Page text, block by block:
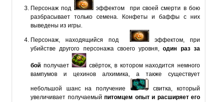
Персонаж под
эффектом при своей смерти в бою
разбрасывает только семена. Конфеты и баффы с них
выведены из игры.
Персонаж, находящийся под
эффектом, при
убийстве другого персонажа своего уровня,один раз за
бой получает
свёрток, в котором находится немного
вампумов и цехинов алхимика, а также существует
небольшой шанс на получение
свитка, который
увеличивает получаемый питомцем опыт и расширяет его